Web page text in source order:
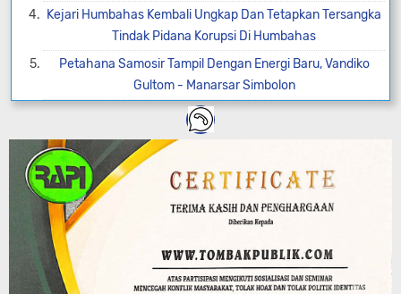
Kejari Humbahas Kembali Ungkap Dan Tetapkan Tersangka
Tindak Pidana Korupsi Di Humbahas
Petahana Samosir Tampil Dengan Energi Baru, Vandiko
Gultom - Manarsar Simbolon